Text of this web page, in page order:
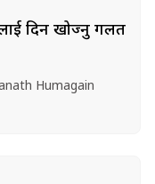
दिन खोज्नु गलत
Humagain